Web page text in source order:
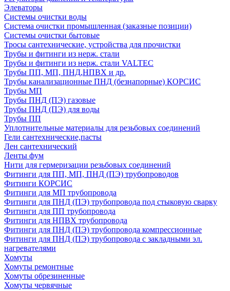
Элеваторы
Системы очистки воды
Система очистки промышленная (заказные позиции)
Системы очистки бытовые
Тросы сантехнические, устройства для прочистки
Трубы и фитинги из нерж. стали
Трубы и фитинги из нерж. стали VALTEC
Трубы ПП, МП, ПНД,НПВХ и др.
Трубы канализационные ПНД (безнапорные) КОРСИС
Трубы МП
Трубы ПНД (ПЭ) газовые
Трубы ПНД (ПЭ) для воды
Трубы ПП
Уплотнительные материалы для резьбовых соединений
Гели сантехнические,пасты
Лен сантехнический
Ленты фум
Нити для гермеризации резьбовых соединений
Фитинги для ПП, МП, ПНД (ПЭ) трубопроводов
Фитинги КОРСИС
Фитинги для МП трубопровода
Фитинги для ПНД (ПЭ) трубопровода под стыковую сварку
Фитинги для ПП трубопровода
Фитинги для НПВХ трубопровода
Фитинги для ПНД (ПЭ) трубопровода компрессионные
Фитинги для ПНД (ПЭ) трубопровода с закладными эл.
нагревателями
Хомуты
Хомуты ремонтные
Хомуты обрезиненные
Хомуты червячные